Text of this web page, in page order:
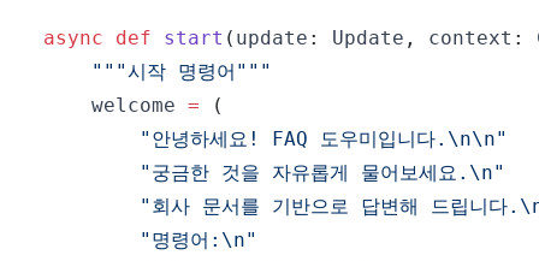
async def start ( update : Update , context :
"""시작 명령어"""
    welcome
=
(
"안녕하세요! FAQ 도우미입니다.\n\n"
"궁금한 것을 자유롭게 물어보세요.\n"
"회사 문서를 기반으로 답변해 드립니다
"명령어:\n"